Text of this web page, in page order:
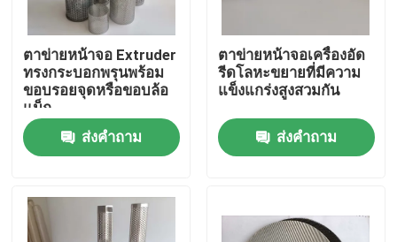
บ้าน
ตาข่ายหน้าจอ Extruder
ทรงกระบอกพรุนพร้อม
ขอบรอยจุดหรือขอบล้อ
แม็ก
ส่งคำถาม
ตาข่ายหน้าจอเครื่องอัด
รีดโลหะขยายที่มีความ
แข็งแกร่งสูงสวมกัน
ส่งคำถาม